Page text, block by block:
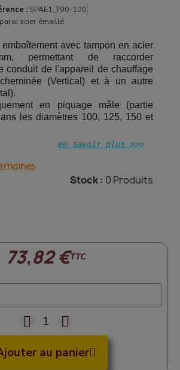
: SPAE1_T90-100
acier émaillé
avec tampon en acier
permettant de raccorder
conduit de l'appareil de chauffage
(Vertical) et à un autre
en piquage mâle (partie
les diamètres 100, 125, 150 et
en savoir plus >>>
Stock : 0 Produits
73,82 €TTC
au panier